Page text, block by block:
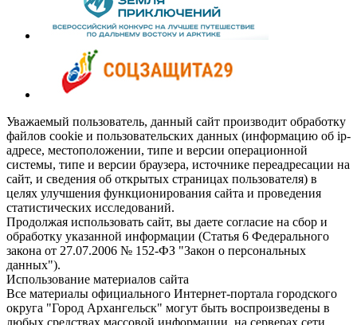
Уважаемый пользователь, данный сайт производит обработку
файлов cookie и пользовательских данных (информацию об ip-
адресе, местоположении, типе и версии операционной
системы, типе и версии браузера, источнике переадресации на
сайт, и сведения об открытых страницах пользователя) в
целях улучшения функционирования сайта и проведения
статистических исследований.
Продолжая использовать сайт, вы даете согласие на сбор и
обработку указанной информации (Статья 6 Федерального
закона от 27.07.2006 № 152-ФЗ "Закон о персональных
данных").
Использование материалов сайта
Все материалы официального Интернет-портала городского
округа "Город Архангельск" могут быть воспроизведены в
любых средствах массовой информации, на серверах сети